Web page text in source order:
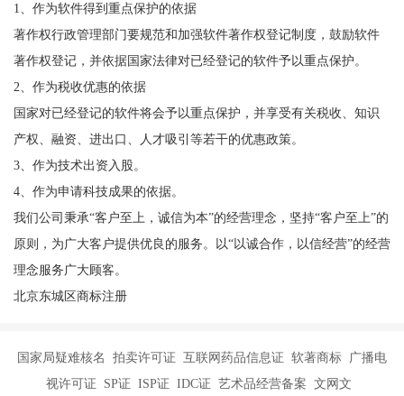
1、作为软件得到重点保护的依据
著作权行政管理部门要规范和加强软件著作权登记制度，鼓励软件
著作权登记，并依据国家法律对已经登记的软件予以重点保护。
2、作为税收优惠的依据
国家对已经登记的软件将会予以重点保护，并享受有关税收、知识
产权、融资、进出口、人才吸引等若干的优惠政策。
3、作为技术出资入股。
4、作为申请科技成果的依据。
我们公司秉承“客户至上，诚信为本”的经营理念，坚持“客户至上”的
原则，为广大客户提供优良的服务。以“以诚合作，以信经营”的经营
理念服务广大顾客。
北京东城区商标注册
国家局疑难核名 拍卖许可证 互联网药品信息证 软著商标 广播电
视许可证 SP证 ISP证 IDC证 艺术品经营备案 文网文